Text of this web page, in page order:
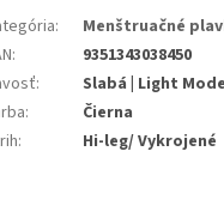
:
Menštruačné
:
9351343038450
:
Slabá | Light
:
Čierna
: Hi-leg/ Vykrojené